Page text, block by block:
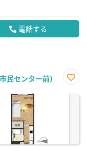
電話する
民センター前）
に入